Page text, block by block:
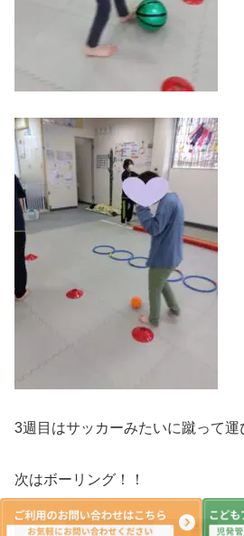
3週目はサッカーみたいに蹴って運
次はボーリング！！